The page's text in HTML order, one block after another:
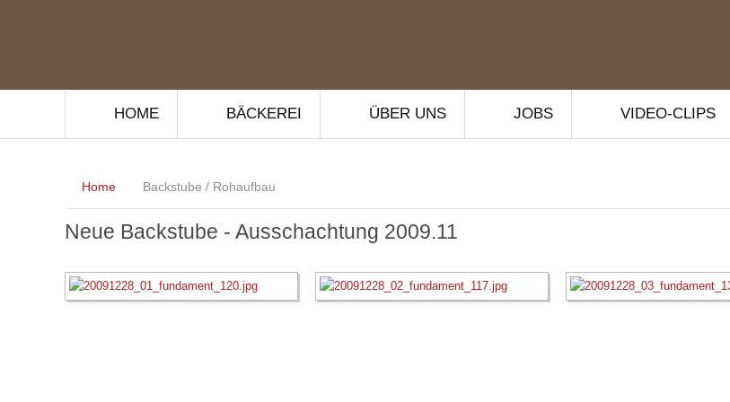
HOME BÄCKEREI ÜBER UNS JOBS VIDEO-CLIPS
Home Backstube / Rohaufbau
Neue Backstube - Ausschachtung 2009.11